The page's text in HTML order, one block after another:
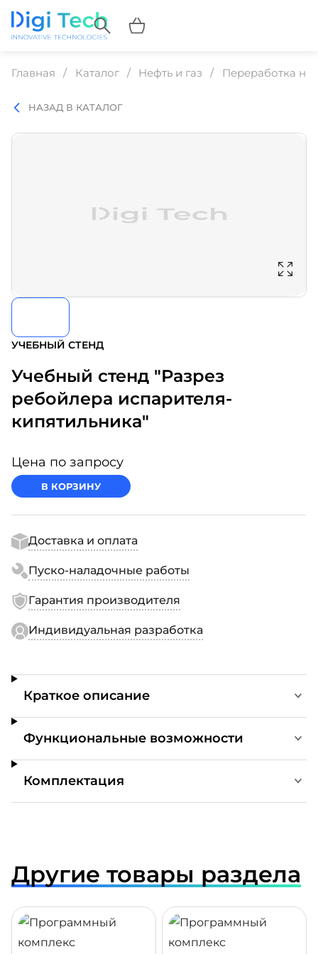
Главная Каталог Нефть и газ Переработка
НАЗАД В КАТАЛОГ
УЧЕБНЫЙ СТЕНД
Учебный стенд "Разрез
ребойлера испарителя-
кипятильника"
Цена по запросу
В КОРЗИНУ
Доставка и оплата
Пуско-наладочные работы
Гарантия производителя
Индивидуальная разработка
Краткое описание
Функциональные возможности
Комплектация
Другие товары раздела
ПОДРОБНЕЕ